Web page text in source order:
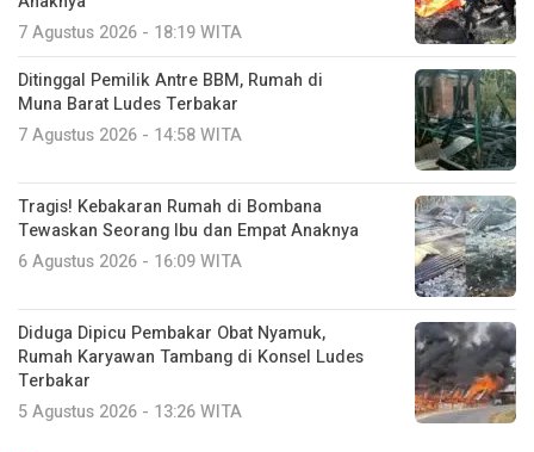
7 Agustus 2026 - 18:19 WITA
Ditinggal Pemilik Antre BBM, Rumah di
Muna Barat Ludes Terbakar
7 Agustus 2026 - 14:58 WITA
Tragis! Kebakaran Rumah di Bombana
Tewaskan Seorang Ibu dan Empat Anaknya
6 Agustus 2026 - 16:09 WITA
Diduga Dipicu Pembakar Obat Nyamuk,
Rumah Karyawan Tambang di Konsel Ludes
Terbakar
5 Agustus 2026 - 13:26 WITA